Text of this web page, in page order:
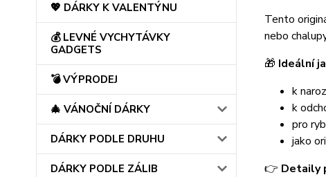
💖 DÁRKY K VALENTÝNU
💰 LEVNÉ VYCHYTÁVKY
GADGETS
💣 VÝPRODEJ
🎄 VÁNOČNÍ DÁRKY
DÁRKY PODLE DRUHU
DÁRKY PODLE ZÁLIB
Tento
nebo
🎁 Ideální
k
k
pro
jako
👉 Detaily